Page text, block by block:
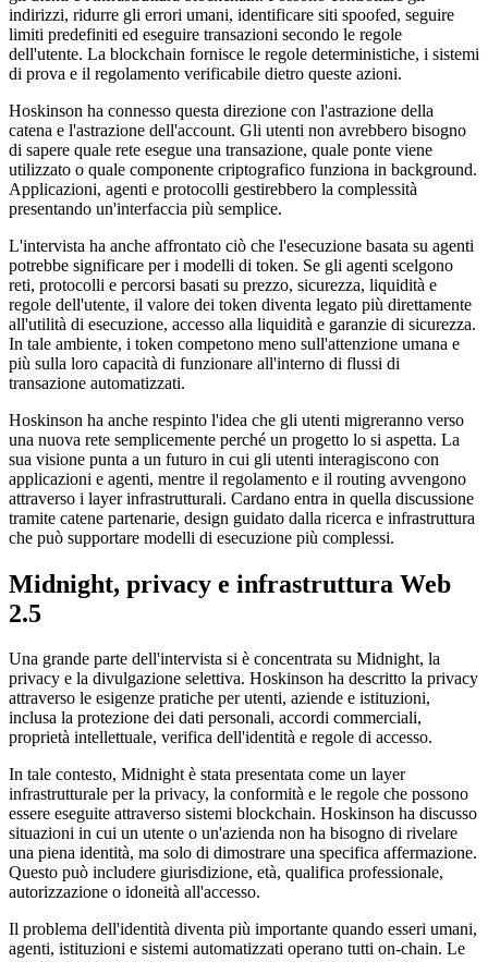
indirizzi, ridurre gli errori umani, identificare siti spoofed, seguire
limiti predefiniti ed eseguire transazioni secondo le regole
dell'utente. La blockchain fornisce le regole deterministiche, i sistemi
di prova e il regolamento verificabile dietro queste azioni.
Hoskinson ha connesso questa direzione con l'astrazione della
catena e l'astrazione dell'account. Gli utenti non avrebbero bisogno
di sapere quale rete esegue una transazione, quale ponte viene
utilizzato o quale componente criptografico funziona in background.
Applicazioni, agenti e protocolli gestirebbero la complessità
presentando un'interfaccia più semplice.
L'intervista ha anche affrontato ciò che l'esecuzione basata su agenti
potrebbe significare per i modelli di token. Se gli agenti scelgono
reti, protocolli e percorsi basati su prezzo, sicurezza, liquidità e
regole dell'utente, il valore dei token diventa legato più direttamente
all'utilità di esecuzione, accesso alla liquidità e garanzie di sicurezza.
In tale ambiente, i token competono meno sull'attenzione umana e
più sulla loro capacità di funzionare all'interno di flussi di
transazione automatizzati.
Hoskinson ha anche respinto l'idea che gli utenti migreranno verso
una nuova rete semplicemente perché un progetto lo si aspetta. La
sua visione punta a un futuro in cui gli utenti interagiscono con
applicazioni e agenti, mentre il regolamento e il routing avvengono
attraverso i layer infrastrutturali. Cardano entra in quella discussione
tramite catene partenarie, design guidato dalla ricerca e infrastruttura
che può supportare modelli di esecuzione più complessi.
Midnight, privacy e infrastruttura Web
2.5
Una grande parte dell'intervista si è concentrata su Midnight, la
privacy e la divulgazione selettiva. Hoskinson ha descritto la privacy
attraverso le esigenze pratiche per utenti, aziende e istituzioni,
inclusa la protezione dei dati personali, accordi commerciali,
proprietà intellettuale, verifica dell'identità e regole di accesso.
In tale contesto, Midnight è stata presentata come un layer
infrastrutturale per la privacy, la conformità e le regole che possono
essere eseguite attraverso sistemi blockchain. Hoskinson ha discusso
situazioni in cui un utente o un'azienda non ha bisogno di rivelare
una piena identità, ma solo di dimostrare una specifica affermazione.
Questo può includere giurisdizione, età, qualifica professionale,
autorizzazione o idoneità all'accesso.
Il problema dell'identità diventa più importante quando esseri umani,
agenti, istituzioni e sistemi automatizzati operano tutti on-chain. Le